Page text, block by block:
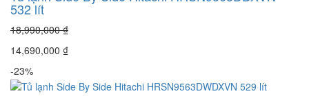
532 lít
18,990,000 ₫
14,690,000 ₫
-23%